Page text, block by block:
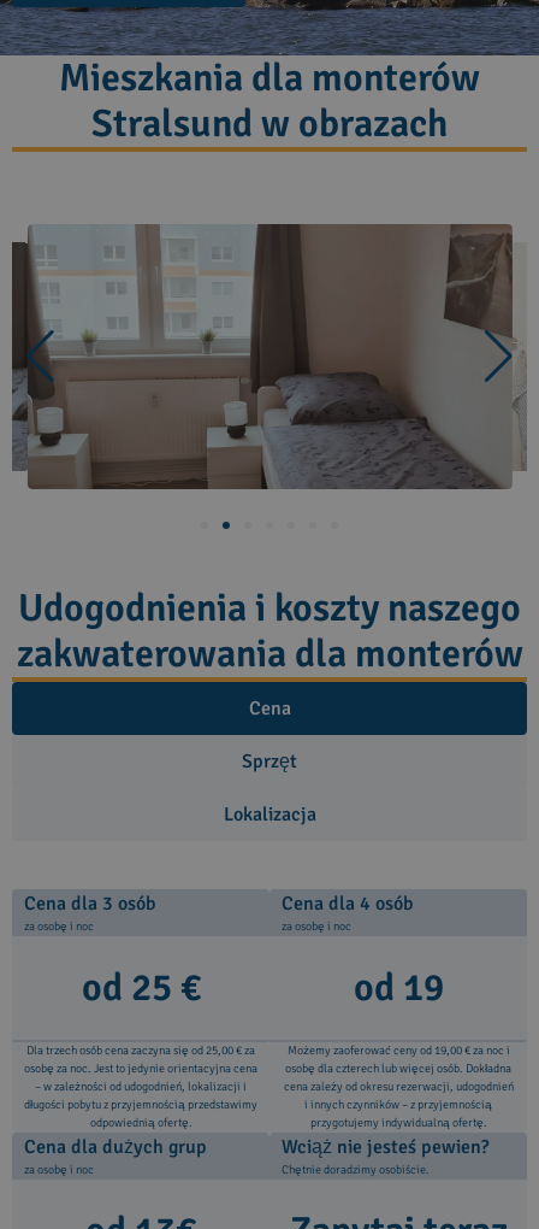
Mieszkania dla monterów
Stralsund w obrazach
Udogodnienia i koszty naszego
zakwaterowania dla monterów
Cena
Sprzęt
Lokalizacja
Cena dla 3 osób
za osobę i noc
od 25 €
Dla trzech osób cena zaczyna się od 25,00 € za
osobę za noc. Jest to jedynie orientacyjna cena
– w zależności od udogodnień, lokalizacji i
długości pobytu z przyjemnością przedstawimy
odpowiednią ofertę.
Cena dla 4 osób
za osobę i noc
od 19
Możemy zaoferować ceny od 19,00 € za noc i
osobę dla czterech lub więcej osób. Dokładna
cena zależy od okresu rezerwacji, udogodnień
i innych czynników – z przyjemnością
przygotujemy indywidualną ofertę.
Cena dla dużych grup
za osobę i noc
Wciąż nie jesteś pewien?
Chętnie doradzimy osobiście.